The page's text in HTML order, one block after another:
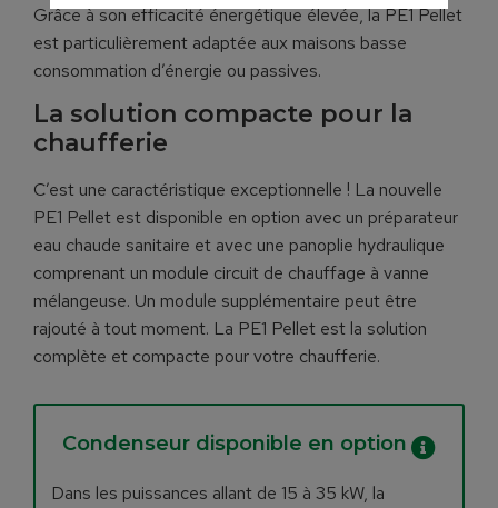
Grâce à son efficacité énergétique élevée, la PE1 Pellet
est particulièrement adaptée aux maisons basse
consommation d’énergie ou passives.
La solution compacte pour la
chaufferie
C’est une caractéristique exceptionnelle ! La nouvelle
PE1 Pellet est disponible en option avec un préparateur
eau chaude sanitaire et avec une panoplie hydraulique
comprenant un module circuit de chauffage à vanne
mélangeuse. Un module supplémentaire peut être
rajouté à tout moment. La PE1 Pellet est la solution
complète et compacte pour votre chaufferie.
Condenseur disponible en option
Dans les puissances allant de 15 à 35 kW, la